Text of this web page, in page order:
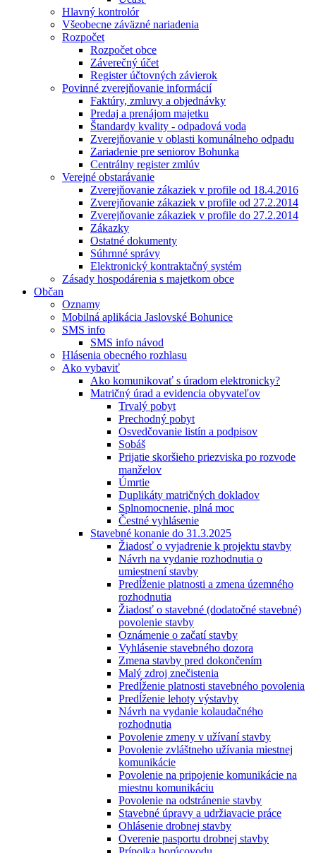
Hlavný kontrolór
Všeobecne záväzné nariadenia
Rozpočet
Rozpočet obce
Záverečný účet
Register účtovných závierok
Povinné zverejňovanie informácií
Faktúry, zmluvy a objednávky
Predaj a prenájom majetku
Štandardy kvality - odpadová voda
Zverejňovanie v oblasti komunálneho odpadu
Zariadenie pre seniorov Bohunka
Centrálny register zmlúv
Verejné obstarávanie
Zverejňovanie zákaziek v profile od 18.4.2016
Zverejňovanie zákaziek v profile od 27.2.2014
Zverejňovanie zákaziek v profile do 27.2.2014
Zákazky
Ostatné dokumenty
Súhrnné správy
Elektronický kontraktačný systém
Zásady hospodárenia s majetkom obce
Občan
Oznamy
Mobilná aplikácia Jaslovské Bohunice
SMS info
SMS info návod
Hlásenia obecného rozhlasu
Ako vybaviť
Ako komunikovať s úradom elektronicky?
Matričný úrad a evidencia obyvateľov
Trvalý pobyt
Prechodný pobyt
Osvedčovanie listín a podpisov
Sobáš
Prijatie skoršieho priezviska po rozvode
manželov
Úmrtie
Duplikáty matričných dokladov
Splnomocnenie, plná moc
Čestné vyhlásenie
Stavebné konanie do 31.3.2025
Žiadosť o vyjadrenie k projektu stavby
Návrh na vydanie rozhodnutia o
umiestnení stavby
Predĺženie platnosti a zmena územného
rozhodnutia
Žiadosť o stavebné (dodatočné stavebné)
povolenie stavby
Oznámenie o začatí stavby
Vyhlásenie stavebného dozora
Zmena stavby pred dokončením
Malý zdroj znečistenia
Predĺženie platnosti stavebného povolenia
Predĺženie lehoty výstavby
Návrh na vydanie kolaudačného
rozhodnutia
Povolenie zmeny v užívaní stavby
Povolenie zvláštneho užívania miestnej
komunikácie
Povolenie na pripojenie komunikácie na
miestnu komunikáciu
Povolenie na odstránenie stavby
Stavebné úpravy a udržiavacie práce
Ohlásenie drobnej stavby
Overenie pasportu drobnej stavby